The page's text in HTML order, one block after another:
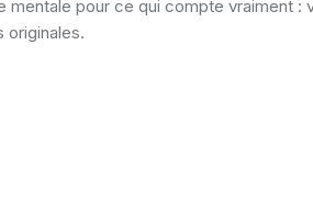
mentale pour ce qui compte vraiment :
originales.